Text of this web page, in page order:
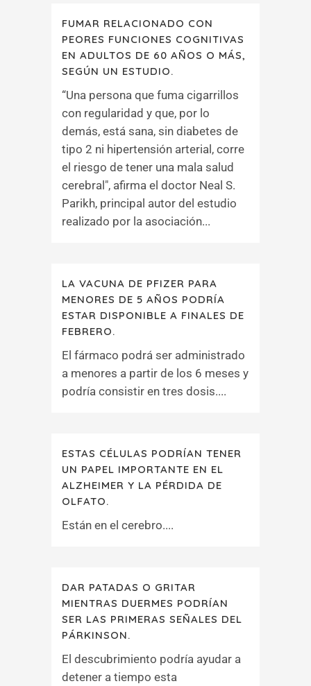
FUMAR RELACIONADO CON
PEORES FUNCIONES COGNITIVAS
EN ADULTOS DE 60 AÑOS O MÁS,
SEGÚN UN ESTUDIO.
“Una persona que fuma cigarrillos
con regularidad y que, por lo
demás, está sana, sin diabetes de
tipo 2 ni hipertensión arterial, corre
el riesgo de tener una mala salud
cerebral", afirma el doctor Neal S.
Parikh, principal autor del estudio
realizado por la asociación...
LA VACUNA DE PFIZER PARA
MENORES DE 5 AÑOS PODRÍA
ESTAR DISPONIBLE A FINALES DE
FEBRERO.
El fármaco podrá ser administrado
a menores a partir de los 6 meses y
podría consistir en tres dosis....
ESTAS CÉLULAS PODRÍAN TENER
UN PAPEL IMPORTANTE EN EL
ALZHEIMER Y LA PÉRDIDA DE
OLFATO.
Están en el cerebro....
DAR PATADAS O GRITAR
MIENTRAS DUERMES PODRÍAN
SER LAS PRIMERAS SEÑALES DEL
PÁRKINSON.
El descubrimiento podría ayudar a
detener a tiempo esta